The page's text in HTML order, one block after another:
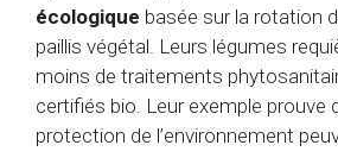
écologique basée sur la rotation
paillis végétal. Leurs légumes
moins de traitements
certifiés bio. Leur exemple prouve
protection de l’environnement